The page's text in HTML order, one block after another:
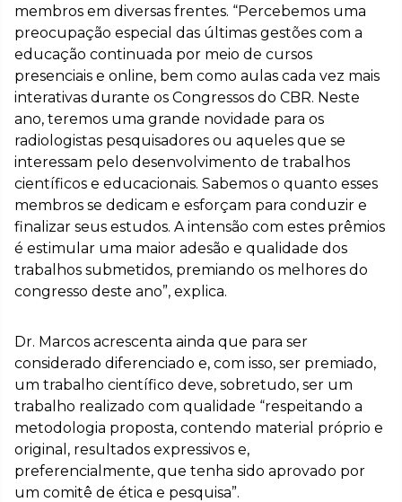
membros em diversas frentes. “Percebemos uma
preocupação especial das últimas gestões com a
educação continuada por meio de cursos
presenciais e online, bem como aulas cada vez mais
interativas durante os Congressos do CBR. Neste
ano, teremos uma grande novidade para os
radiologistas pesquisadores ou aqueles que se
interessam pelo desenvolvimento de trabalhos
científicos e educacionais. Sabemos o quanto esses
membros se dedicam e esforçam para conduzir e
finalizar seus estudos. A intensão com estes prêmios
é estimular uma maior adesão e qualidade dos
trabalhos submetidos, premiando os melhores do
congresso deste ano”, explica.
Dr. Marcos acrescenta ainda que para ser
considerado diferenciado e, com isso, ser premiado,
um trabalho científico deve, sobretudo, ser um
trabalho realizado com qualidade “respeitando a
metodologia proposta, contendo material próprio e
original, resultados expressivos e,
preferencialmente, que tenha sido aprovado por
um comitê de ética e pesquisa”.